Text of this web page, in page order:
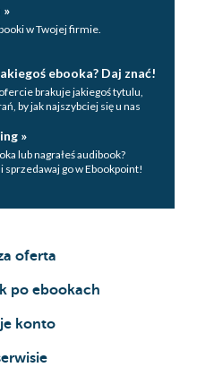
»
w Twojej firmie.
ebooka? Daj znać!
brakuje jakiegoś tytulu,
by jak najszybciej się u nas
»
lub nagrałeś audibook?
i sprzedawaj go w Ebookpoint!
oferta
po ebookach
konto